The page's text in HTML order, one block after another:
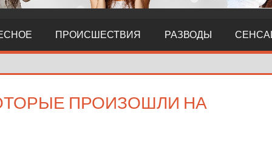
ПРОИСШЕСТВИЯ РАЗВОДЫ
ПРОИЗОШЛИ НА